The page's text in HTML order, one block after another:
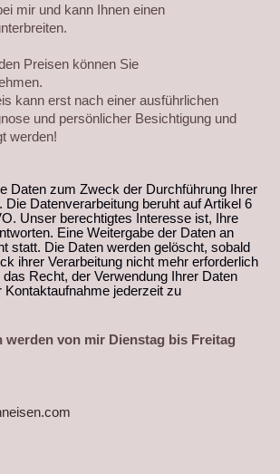
mir und kann Ihnen einen
Preisen können Sie
kann erst nach einer ausführlichen
und persönlicher Besichtigung und
werden!
Daten zum Zweck der Durchführung Ihrer
Die Datenverarbeitung beruht auf Artikel 6
Unser berechtigtes Interesse ist, Ihre
Eine Weitergabe der Daten an
statt. Die Daten werden gelöscht, sobald
ihrer Verarbeitung nicht mehr erforderlich
Recht, der Verwendung Ihrer Daten
jederzeit zu
werden von mir Dienstag bis Freitag